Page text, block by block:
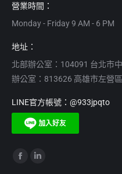
營業時間：
Monday - Friday 9 AM - 6 PM
地址：
北部辦公室：104091 台北市
辦公室：813626 高雄市左營
LINE官方帳號：@933jpqto
Find us on: